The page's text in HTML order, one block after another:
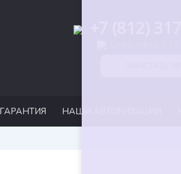
ГАРАНТИЯ НАШИ АВТОРИЗАЦИИ